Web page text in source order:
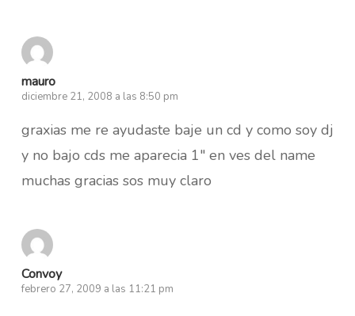
mauro
diciembre 21, 2008 a las 8:50 pm
graxias me re ayudaste baje un cd y como soy dj
y no bajo cds me aparecia 1″ en ves del name
muchas gracias sos muy claro
Convoy
febrero 27, 2009 a las 11:21 pm